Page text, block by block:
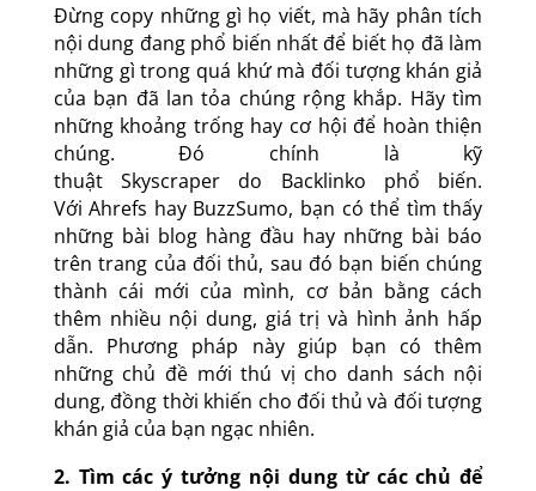
Đừng copy những gì họ viết, mà hãy phân tích
nội dung đang phổ biến nhất để biết họ đã làm
những gì trong quá khứ mà đối tượng khán giả
của bạn đã lan tỏa chúng rộng khắp. Hãy tìm
những khoảng trống hay cơ hội để hoàn thiện
chúng. Đó chính là kỹ
thuật Skyscraper do Backlinko phổ biến.
Với Ahrefs hay BuzzSumo, bạn có thể tìm thấy
những bài blog hàng đầu hay những bài báo
trên trang của đối thủ, sau đó bạn biến chúng
thành cái mới của mình, cơ bản bằng cách
thêm nhiều nội dung, giá trị và hình ảnh hấp
dẫn. Phương pháp này giúp bạn có thêm
những chủ đề mới thú vị cho danh sách nội
dung, đồng thời khiến cho đối thủ và đối tượng
khán giả của bạn ngạc nhiên.
2. Tìm các ý tưởng nội dung từ các chủ để